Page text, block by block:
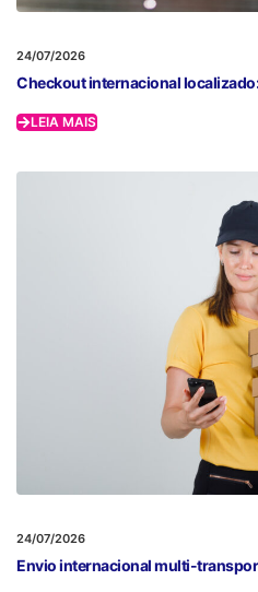
24/07/2026
Checkout internacional
LEIA MAIS
24/07/2026
Envio internacional multi-